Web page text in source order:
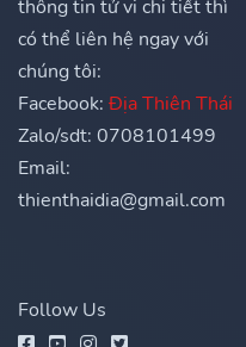
thông tin tử vi chi tiết thì
có thể liên hệ ngay với
chúng tôi:
Facebook: Địa Thiên Thái
Zalo/sdt: 0708101499
Email:
thienthaidia@gmail.com
Follow Us